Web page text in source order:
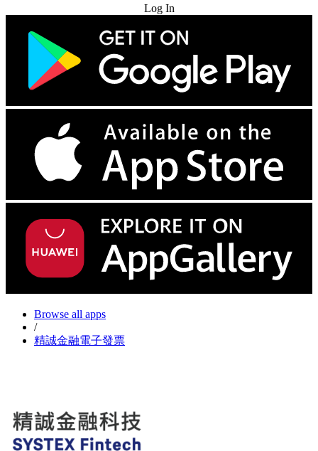
Log In
Browse all apps
/
精誠金融電子發票